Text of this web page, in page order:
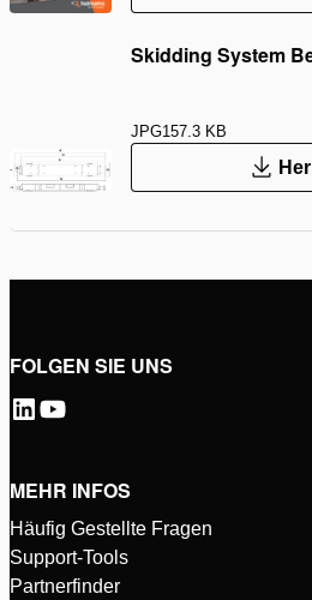
Skidding System
JPG157.3 KB
FOLGEN SIE UNS
MEHR INFOS
Häufig Gestellte Fragen
Support-Tools
Partnerfinder